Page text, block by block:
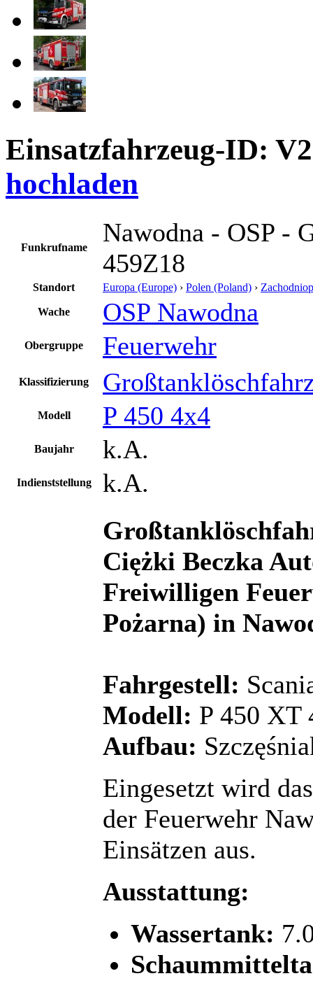
Einsatzfahrzeug-ID:
hochladen
Funkrufname
Nawodna - OSP -
459Z18
Standort Europa (Europe) › Polen (Poland) ›
Wache OSP Nawodna
Obergruppe Feuerwehr
Klassifizierung
Modell P 450 4x4
Baujahr k.A.
Indienststellung
k.A.
Ciężki Beczka
Freiwilligen
Pożarna) in
Fahrgestell:
Modell: P 450 XT
Aufbau:
Eingesetzt wird
der Feuerwehr
Einsätzen aus.
Ausstattung:
Wassertank: